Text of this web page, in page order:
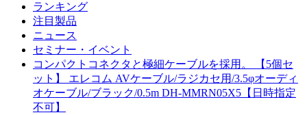
ランキング
注目製品
ニュース
セミナー・イベント
コンパクトコネクタと極細ケーブルを採用。 【5個セ
ット】 エレコム AVケーブル/ラジカセ用/3.5φオーディ
オケーブル/ブラック/0.5m DH-MMRN05X5【日時指定
不可】